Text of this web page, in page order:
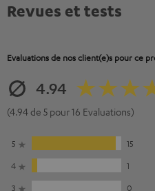
Revues et tests
Evaluations de nos client(e)s pour ce
4.94
(4.94 de 5 pour 16 Evaluations)
5
15
4
1
3
0